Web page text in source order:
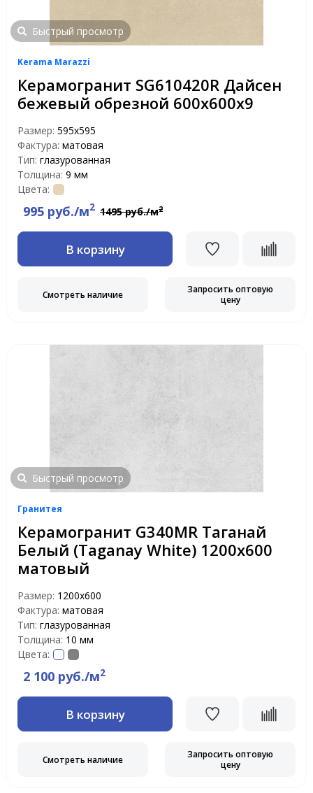
Быстрый просмотр
Kerama Marazzi
Керамогранит SG610420R Дайсен
бежевый обрезной 600х600х9
Размер: 595x595
Фактура: матовая
Тип: глазурованная
Толщина: 9 мм
Цвета:
995 руб./м2 1495 руб./м2
В корзину
Смотреть наличие
Запросить оптовую
цену
Быстрый просмотр
Гранитея
Керамогранит G340MR Таганай
Белый (Taganay White) 1200х600
матовый
Размер: 1200х600
Фактура: матовая
Тип: глазурованная
Толщина: 10 мм
Цвета:
2 100 руб./м2
В корзину
Смотреть наличие
Запросить оптовую
цену